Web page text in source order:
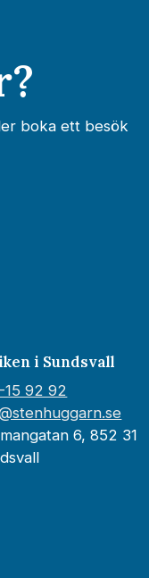
boka ett besök
i Sundsvall
15 92 92
6, 852 31